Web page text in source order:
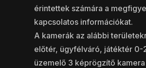
érintettek számára a
kapcsolatos információkat.
A kamerák az alábbi
előtér, ügyfélváró, játéktér 0-
üzemelő 3 képrögzítő kamera